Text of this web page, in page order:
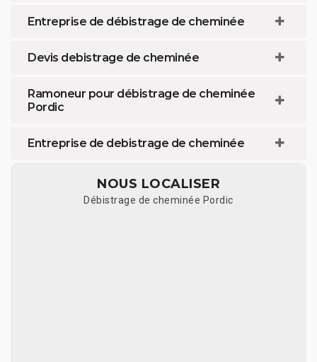
Entreprise de débistrage de cheminée
Devis debistrage de cheminée
Ramoneur pour débistrage de cheminée
Pordic
Entreprise de debistrage de cheminée
NOUS LOCALISER
Débistrage de cheminée Pordic